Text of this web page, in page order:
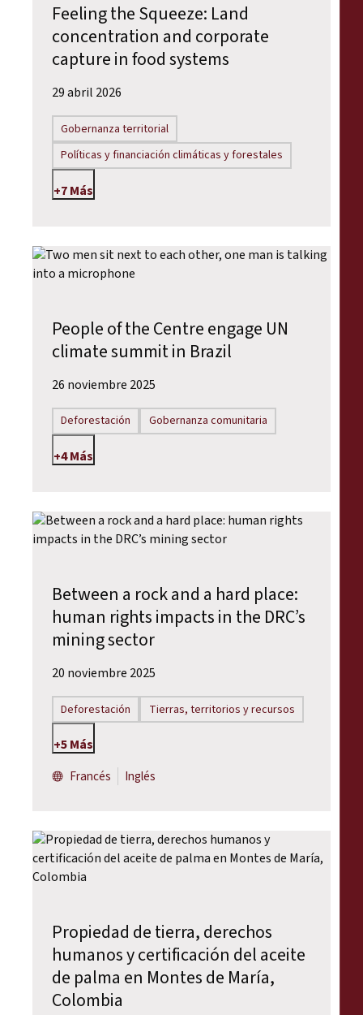
Feeling the Squeeze: Land
concentration and corporate
capture in food systems
29 abril 2026
Gobernanza territorial
Políticas y financiación climáticas y forestales
+7 Más
People of the Centre engage UN
climate summit in Brazil
26 noviembre 2025
Deforestación Gobernanza comunitaria
+4 Más
Between a rock and a hard place:
human rights impacts in the DRC’s
mining sector
20 noviembre 2025
Deforestación Tierras, territorios y recursos
+5 Más
Francés
Inglés
Propiedad de tierra, derechos
humanos y certificación del aceite
de palma en Montes de María,
Colombia